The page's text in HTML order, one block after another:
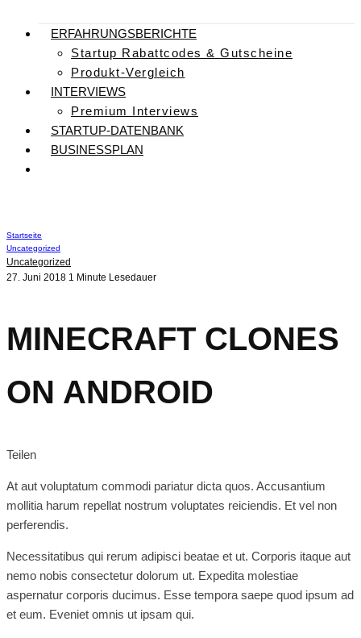
ERFAHRUNGSBERICHTE
Startup Rabattcodes & Gutscheine
Produkt-Vergleich
INTERVIEWS
Premium Interviews
STARTUP-DATENBANK
BUSINESSPLAN
Startseite
Uncategorized
Uncategorized
27. Juni 2018 1 Minute Lesedauer
MINECRAFT CLONES
ON ANDROID
Teilen
At aut voluptatum commodi pariatur dicta quos. Accusantium
mollitia harum repellat nostrum voluptates reiciendis. Et vel non
perferendis.
Necessitatibus qui rerum adipisci beatae et ut. Corporis itaque aut
nemo nobis consectetur dolorum ut. Expedita molestiae
aspernatur corporis ducimus. Esse tempora saepe quod ipsum ad
et eum. Eveniet omnis ut ipsam qui.